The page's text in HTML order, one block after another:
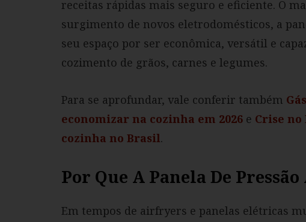
receitas rápidas mais seguro e eficiente. O
surgimento de novos eletrodomésticos, a
seu espaço por ser econômica, versátil e
cozimento de grãos, carnes e legumes.
Para se aprofundar, vale conferir também
economizar na cozinha em 2026 e Crise no
cozinha no Brasil.
Por Que A Panela De
Em tempos de airfryers e panelas elétricas